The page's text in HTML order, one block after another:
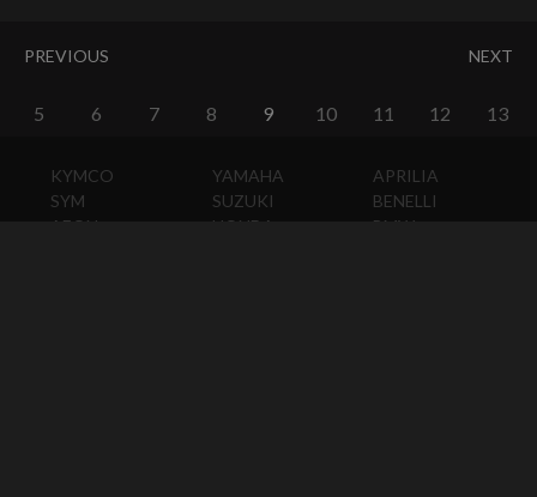
PREVIOUS NEXT
5 6 7 8 9 10 11 12 13
KYMCO
SYM
AEON
YAMAHA
SUZUKI
HONDA
APRILIA
BENELLI
BMW